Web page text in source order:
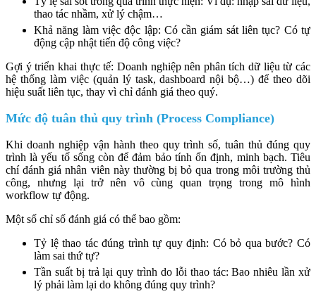
thao tác nhầm, xử lý chậm…
Khả năng làm việc độc lập: Có cần giám sát liên tục? Có tự
động cập nhật tiến độ công việc?
Gợi ý triển khai thực tế: Doanh nghiệp nên phân tích dữ liệu từ các
hệ thống làm việc (quản lý task, dashboard nội bộ…) để theo dõi
hiệu suất liên tục, thay vì chỉ đánh giá theo quý.
Mức độ tuân thủ quy trình (Process Compliance)
Khi doanh nghiệp vận hành theo quy trình số, tuân thủ đúng quy
trình là yếu tố sống còn để đảm bảo tính ổn định, minh bạch. Tiêu
chí đánh giá nhân viên này thường bị bỏ qua trong môi trường thủ
công, nhưng lại trở nên vô cùng quan trọng trong mô hình
workflow tự động.
Một số chỉ số đánh giá có thể bao gồm:
Tỷ lệ thao tác đúng trình tự quy định: Có bỏ qua bước? Có
làm sai thứ tự?
Tần suất bị trả lại quy trình do lỗi thao tác: Bao nhiêu lần xử
lý phải làm lại do không đúng quy trình?